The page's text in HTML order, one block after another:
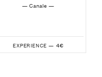
— Canale —
EXPERIENCE — 4€